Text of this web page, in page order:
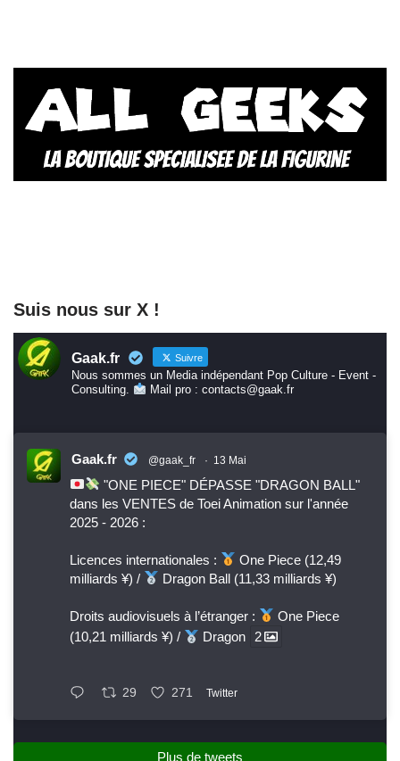
Suis nous sur X !
Gaak.fr Suivre
Nous sommes un Media indépendant Pop Culture - Event -
Consulting.
Mail pro : contacts@gaak.fr
Gaak.fr @gaak_fr · 13 Mai
"ONE PIECE" DÉPASSE "DRAGON BALL"
dans les VENTES de Toei Animation sur l'année
2025 - 2026 :
Licences internationales :
One Piece (12,49
milliards ¥) /
Dragon Ball (11,33 milliards ¥)
Droits audiovisuels à l’étranger :
One Piece
(10,21 milliards ¥) /
Dragon 2
29 271 Twitter
Plus de tweets